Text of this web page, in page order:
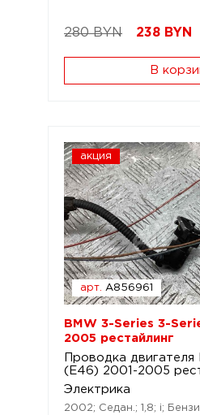
280 BYN 238 BYN
В
акция
арт. A856961
BMW 3-Series 3-
2005 рестайлинг
Проводка двигателя
(E46) 2001-2005
Электрика
2002; Седан.; 1,8; i;